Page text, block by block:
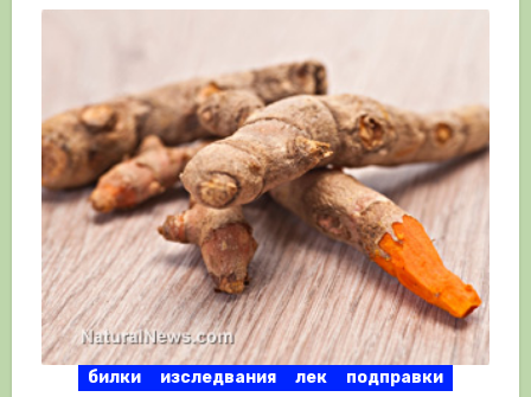
билки изследвания лек подправки